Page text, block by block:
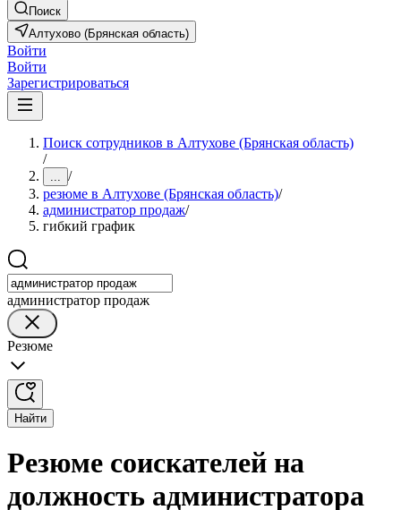
Поиск
Алтухово (Брянская область)
Войти
Войти
Зарегистрироваться
Поиск сотрудников в Алтухове (Брянская область)
/
... /
резюме в Алтухове (Брянская область)/
администратор продаж/
гибкий график
администратор продаж
Резюме
Найти
Резюме соискателей на
должность администратора